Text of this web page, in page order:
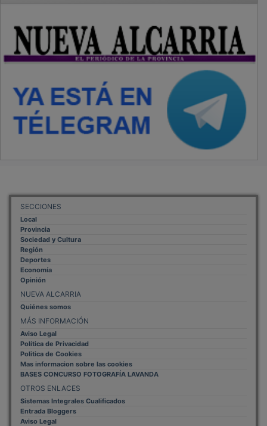
SECCIONES
Local
Provincia
Sociedad y Cultura
Región
Deportes
Economía
Opinión
NUEVA ALCARRIA
Quiénes somos
MÁS INFORMACIÓN
Aviso Legal
Política de Privacidad
Politica de Cookies
Mas informacion sobre las cookies
BASES CONCURSO FOTOGRAFÍA LAVANDA
OTROS ENLACES
Sistemas Integrales Cualificados
Entrada Bloggers
Aviso Legal